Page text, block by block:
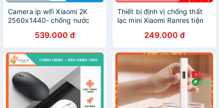
Camera ip wifi Xiaomi 2K
2560x1440- chống nước
539.000 đ
Thiết bị định vị chống thất
lạc mini Xiaomi Ranres tiện
249.000 đ